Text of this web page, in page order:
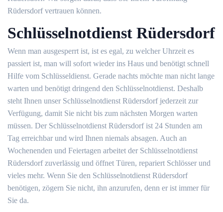
Rüdersdorf vertrauen können.
Schlüsselnotdienst Rüdersdorf
Wenn man ausgesperrt ist, ist es egal, zu welcher Uhrzeit es
passiert ist, man will sofort wieder ins Haus und benötigt schnell
Hilfe vom Schlüsseldienst. Gerade nachts möchte man nicht lange
warten und benötigt dringend den Schlüsselnotdienst. Deshalb
steht Ihnen unser Schlüsselnotdienst Rüdersdorf jederzeit zur
Verfügung, damit Sie nicht bis zum nächsten Morgen warten
müssen. Der Schlüsselnotdienst Rüdersdorf ist 24 Stunden am
Tag erreichbar und wird Ihnen niemals absagen. Auch an
Wochenenden und Feiertagen arbeitet der Schlüsselnotdienst
Rüdersdorf zuverlässig und öffnet Türen, repariert Schlösser und
vieles mehr. Wenn Sie den Schlüsselnotdienst Rüdersdorf
benötigen, zögern Sie nicht, ihn anzurufen, denn er ist immer für
Sie da.